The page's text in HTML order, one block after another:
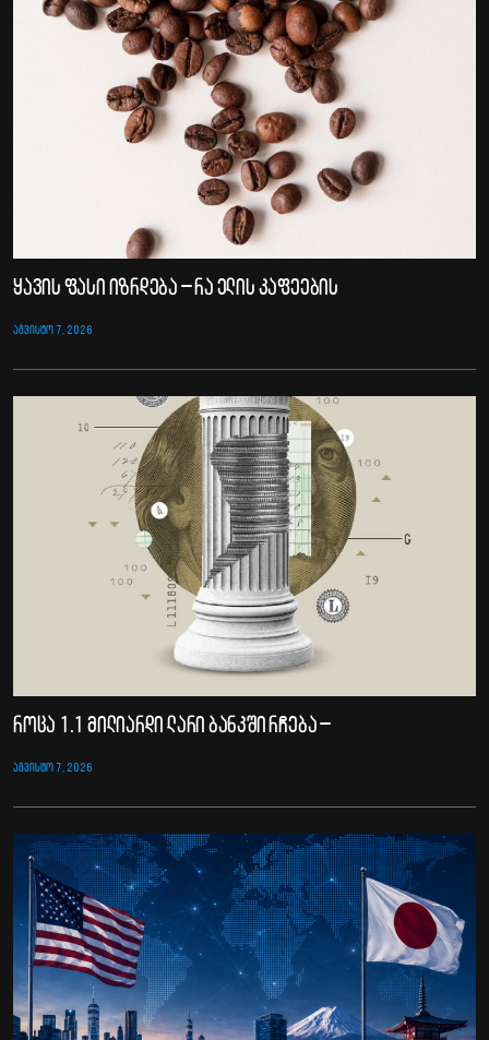
ყავის ფასი იზრდება – რა ელის კაფეების
ᲐᲒᲕᲘᲡᲢᲝ 7, 2026
როცა 1.1 მილიარდი ლარი ბანკში რჩება –
ᲐᲒᲕᲘᲡᲢᲝ 7, 2026